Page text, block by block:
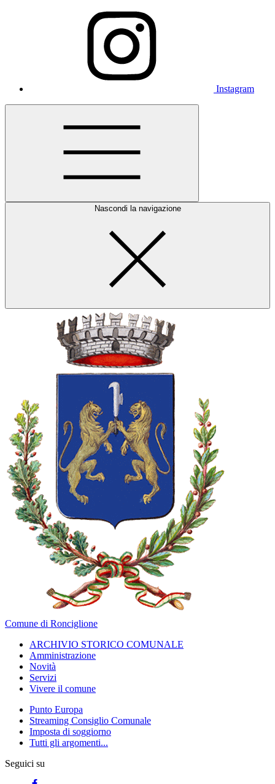
Instagram
Nascondi la navigazione
Comune di Ronciglione
ARCHIVIO STORICO COMUNALE
Amministrazione
Novità
Servizi
Vivere il comune
Punto Europa
Streaming Consiglio Comunale
Imposta di soggiorno
Tutti gli argomenti...
Seguici su